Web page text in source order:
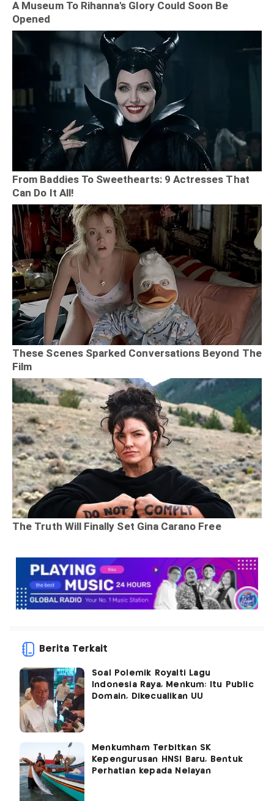
Berita Terkait
Soal Polemik Royalti Lagu
Indonesia Raya, Menkum: Itu Public
Domain, Dikecualikan UU
Menkumham Terbitkan SK
Kepengurusan HNSI Baru, Bentuk
Perhatian kepada Nelayan